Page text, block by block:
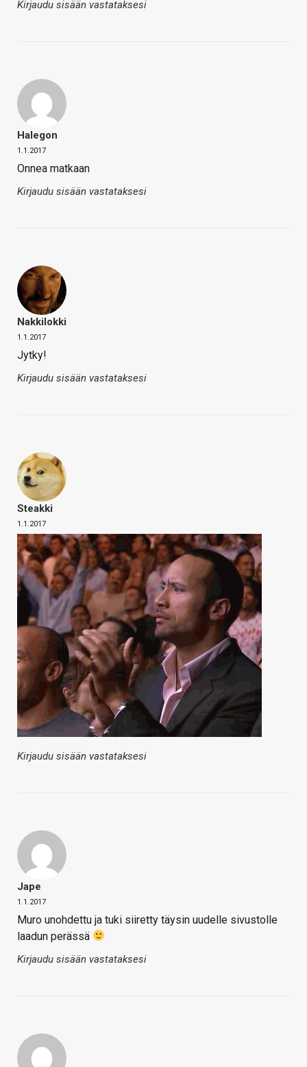
Kirjaudu sisään vastataksesi
Halegon
1.1.2017
Onnea matkaan
Kirjaudu sisään vastataksesi
Nakkilokki
1.1.2017
Jytky!
Kirjaudu sisään vastataksesi
Steakki
1.1.2017
Kirjaudu sisään vastataksesi
Jape
1.1.2017
Muro unohdettu ja tuki siiretty täysin uudelle sivustolle
laadun perässä
Kirjaudu sisään vastataksesi